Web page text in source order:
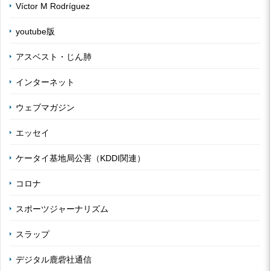
Víctor M Rodríguez
youtube版
アスベスト・じん肺
インターネット
ウェブマガジン
エッセイ
ケータイ基地局公害（KDDI関連）
コロナ
スポーツジャーナリズム
スラップ
デジタル鹿砦社通信